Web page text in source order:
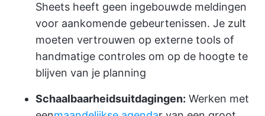
Sheets heeft geen ingebouwde meldingen
voor aankomende gebeurtenissen. Je zult
moeten vertrouwen op externe tools of
handmatige controles om op de hoogte te
blijven van je planning
Schaalbaarheidsuitdagingen: Werken met